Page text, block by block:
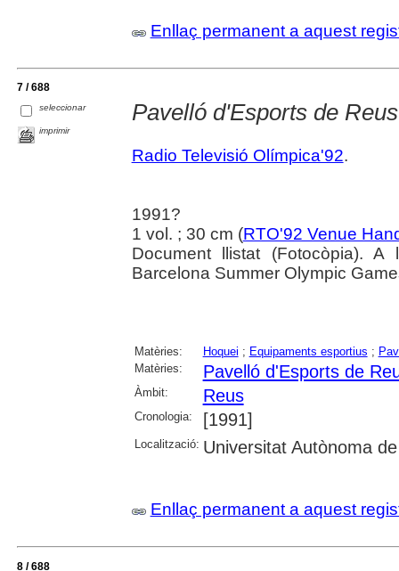
Enllaç permanent a aquest
7 / 688
seleccionar
imprimir
Pavelló d'Esports de
Radio Televisió Olímpica'92.
1991?
1 vol. ; 30 cm (RTO'92 Venue
Document llistat (Fotocòpia).
Barcelona Summer Olympic
Matèries: Hoquei ; Equipaments esportius ;
Matèries:
Pavelló d'Esports de
Àmbit: Reus
Cronologia: [1991]
Localització: Universitat Autònoma
Enllaç permanent a aquest
8 / 688